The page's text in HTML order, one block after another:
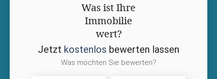
Was ist Ihre
Immobilie
wert?
Jetzt kostenlos bewerten lassen
Was möchten Sie bewerten?